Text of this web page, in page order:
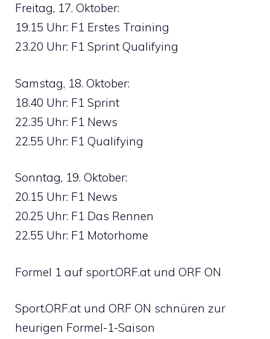
Freitag, 17. Oktober:
19.15 Uhr: F1 Erstes Training
23.20 Uhr: F1 Sprint Qualifying
Samstag, 18. Oktober:
18.40 Uhr: F1 Sprint
22.35 Uhr: F1 News
22.55 Uhr: F1 Qualifying
Sonntag, 19. Oktober:
20.15 Uhr: F1 News
20.25 Uhr: F1 Das Rennen
22.55 Uhr: F1 Motorhome
Formel 1 auf sport.ORF.at und ORF ON
Sport.ORF.at und ORF ON schnüren zur
heurigen Formel-1-Saison